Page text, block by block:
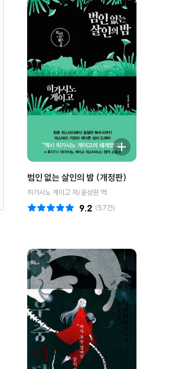
범인 없는 살인의 밤 (개정판)
히가시노 게이고 저/윤성원 역
(57건)
9.2